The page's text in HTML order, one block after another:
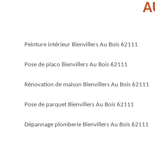
Peinture intérieur Bienvillers Au Bois 62111
Pose de placo Bienvillers Au Bois 62111
Rénovation de maison Bienvillers Au Bois 62111
Pose de parquet Bienvillers Au Bois 62111
Dépannage plomberie Bienvillers Au Bois 62111